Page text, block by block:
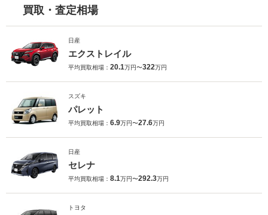
買取・査定相場
日産
エクストレイル
平均買取相場： 20.1万円〜322万円
スズキ
パレット
平均買取相場： 6.9万円〜27.6万円
日産
セレナ
平均買取相場： 8.1万円〜292.3万円
トヨタ